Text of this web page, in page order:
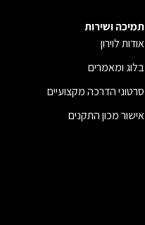
תמיכה ושירות
אודות לוירון
בלוג ומאמרים
סרטוני הדרכה מקצועיים
אישור מכון התקנים